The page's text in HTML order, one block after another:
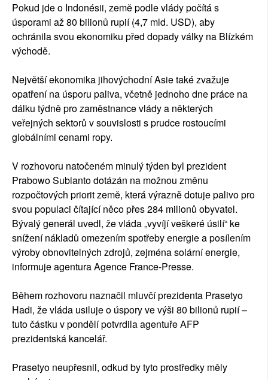
Pokud jde o Indonésii, země podle vlády počítá s
úsporami až 80 bilionů rupií (4,7 mld. USD), aby
ochránila svou ekonomiku před dopady války na Blízkém
východě.
Největší ekonomika jihovýchodní Asie také zvažuje
opatření na úsporu paliva, včetně jednoho dne práce na
dálku týdně pro zaměstnance vlády a některých
veřejných sektorů v souvislosti s prudce rostoucími
globálními cenami ropy.
V rozhovoru natočeném minulý týden byl prezident
Prabowo Subianto dotázán na možnou změnu
rozpočtových priorit země, která výrazně dotuje palivo pro
svou populaci čítající něco přes 284 milionů obyvatel.
Bývalý generál uvedl, že vláda „vyvíjí veškeré úsilí“ ke
snížení nákladů omezením spotřeby energie a posílením
výroby obnovitelných zdrojů, zejména solární energie,
informuje agentura Agence France-Presse.
Během rozhovoru naznačil mluvčí prezidenta Prasetyo
Hadi, že vláda usiluje o úspory ve výši 80 bilionů rupií –
tuto částku v pondělí potvrdila agentuře AFP
prezidentská kancelář.
Prasetyo neupřesnil, odkud by tyto prostředky měly